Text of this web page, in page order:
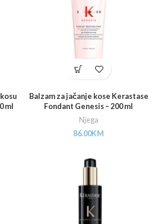
ml
Balzam za jačanje kose Kerastase
Fondant Genesis – 200 ml
Njega
86.00KM